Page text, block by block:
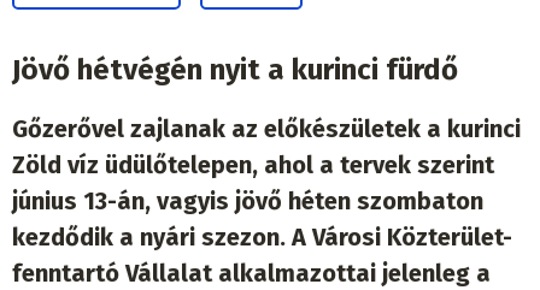
Jövő hétvégén nyit a kurinci fürdő
Gőzerővel zajlanak az előkészületek a kurinci
Zöld víz üdülőtelepen, ahol a tervek szerint
június 13-án, vagyis jövő héten szombaton
kezdődik a nyári szezon. A Városi Közterület-
fenntartó Vállalat alkalmazottai jelenleg a